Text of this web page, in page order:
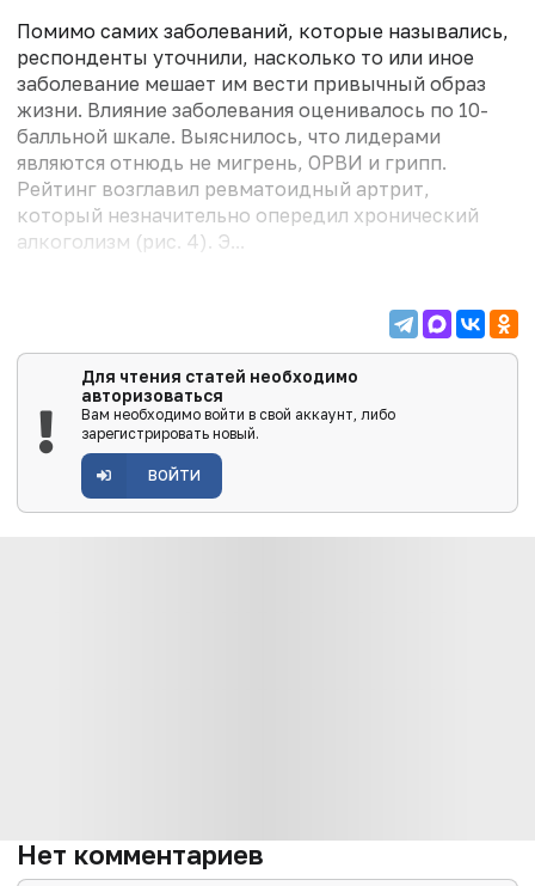
Помимо самих заболеваний, которые назывались,
респонденты уточнили, насколько то или иное
заболевание мешает им вести привычный образ
жизни. Влияние заболевания оценивалось по 10-
балльной шкале. Выяснилось, что лидерами
являются отнюдь не мигрень, ОРВИ и грипп.
Рейтинг возглавил ревматоидный артрит,
который незначительно опередил хронический
алкоголизм (рис. 4). Э...
Для чтения статей необходимо
авторизоваться
Вам необходимо войти в свой аккаунт, либо
зарегистрировать новый.
ВОЙТИ
Нет комментариев